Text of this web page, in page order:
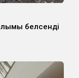
белсенді